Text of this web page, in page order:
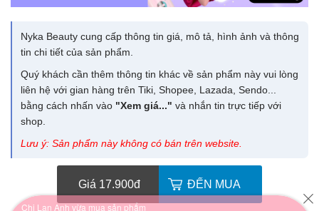
Nyka Beauty cung cấp thông tin giá, mô tả, hình ảnh và thông
tin chi tiết của sản phẩm.
Quý khách cần thêm thông tin khác về sản phẩm này vui lòng
liên hệ với gian hàng trên Tiki, Shopee, Lazada, Sendo...
bằng cách nhấn vào "Xem giá..." và nhắn tin trực tiếp với
shop.
Lưu ý: Sản phẩm này không có bán trên website.
Giá 17.900đ ĐẾN MUA
Chị Lan Anh vừa mua sản phẩm
Serum Niacinamide 20% COK’LEAR: Sáng Da, Thu Nhỏ Lỗ Chân Lông